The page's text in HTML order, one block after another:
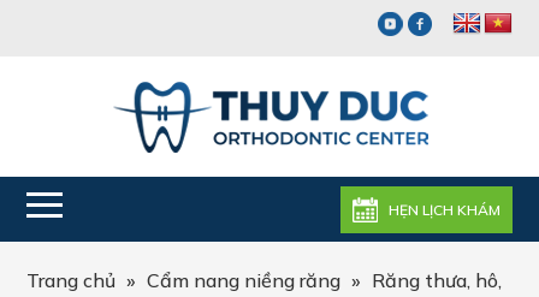
HẸN LỊCH KHÁM
Trang chủ » Cẩm nang niềng răng » Răng thưa, hô,